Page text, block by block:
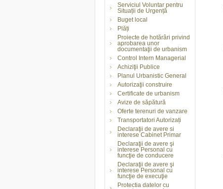
Serviciul Voluntar pentru
Situații de Urgență
Buget local
Plăți
Proiecte de hotărâri privind
aprobarea unor
documentaţii de urbanism
Control Intern Managerial
Achiziţii Publice
Planul Urbanistic General
Autorizaţii construire
Certificate de urbanism
Avize de săpătură
Oferte terenuri de vanzare
Transportatori Autorizați
Declaraţii de avere si
interese Cabinet Primar
Declaraţii de avere şi
interese Personal cu
funcţie de conducere
Declaraţii de avere şi
interese Personal cu
funcţie de execuţie
Protectia datelor cu